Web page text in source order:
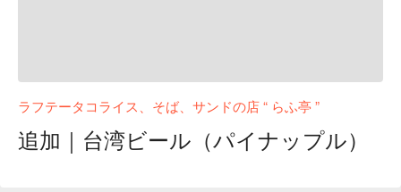
ラフテータコライス、そば、サンドの店 “ らふ亭 ”
追加｜台湾ビール（パイナップル）